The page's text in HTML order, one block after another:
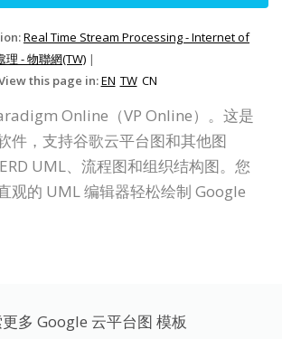
Real Time Stream Processing - Internet of
理 - 物聯網(TW) |
this page in:EN TW CN
Online（VP Online）。这是
件，支持谷歌云平台图和其他图
UML、流程图和组织结构图。您
观的 UML 编辑器轻松绘制 Google
多 Google 云平台图 模板